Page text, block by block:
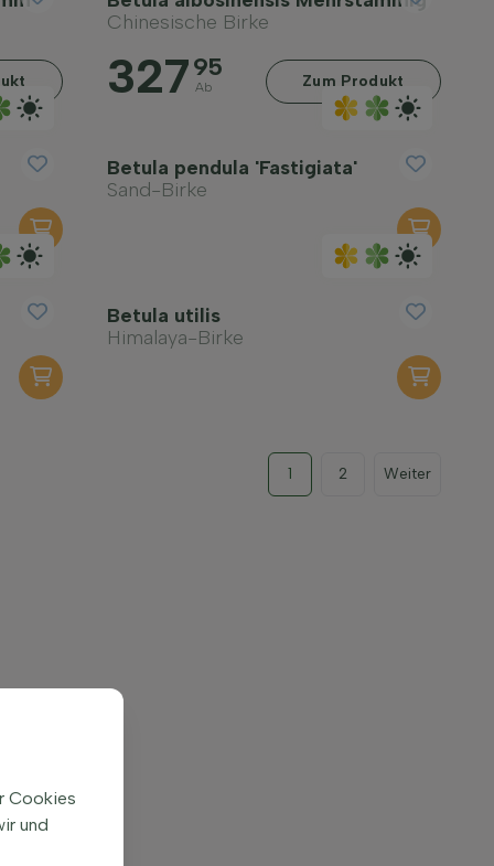
Chinesische Birke
32795
Ab Zum Produkt
Betula pendula 'Fastigiata'
Sand-Birke
Betula utilis
Himalaya-Birke
1 2 Weiter
Cookies
und